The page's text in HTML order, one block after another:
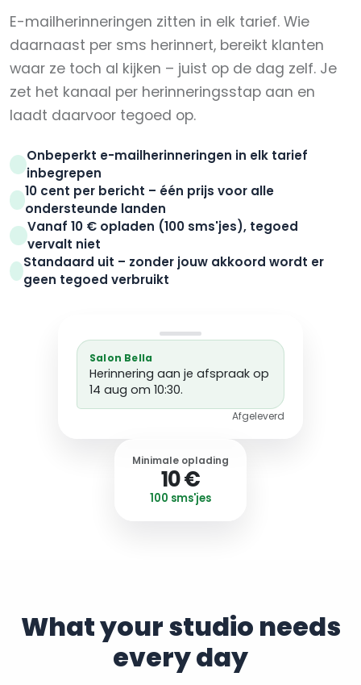
E-mailherinneringen zitten in elk tarief. Wie
daarnaast per sms herinnert, bereikt klanten
waar ze toch al kijken – juist op de dag zelf. Je
zet het kanaal per herinneringsstap aan en
laadt daarvoor tegoed op.
Onbeperkt e-mailherinneringen in elk tarief
inbegrepen
10 cent per bericht – één prijs voor alle
ondersteunde landen
Vanaf 10 € opladen (100 sms'jes), tegoed
vervalt niet
Standaard uit – zonder jouw akkoord wordt er
geen tegoed verbruikt
Salon Bella
Herinnering aan je afspraak op
14 aug om 10:30.
Afgeleverd
Minimale oplading
10 €
100 sms'jes
What your studio needs
every day